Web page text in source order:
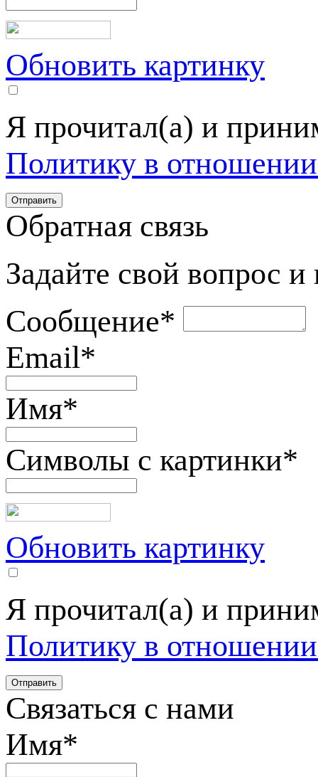
Обновить картинку
Я прочитал(а) и
Политику в
Обратная связь
Задайте свой вопрос
Сообщение*
Email*
Имя*
Символы с картинки*
Обновить картинку
Я прочитал(а) и
Политику в
Связаться с нами
Имя*